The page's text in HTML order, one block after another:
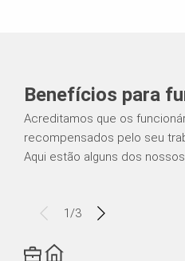
Benefícios para
Acreditamos que os
recompensados pelo seu
Aqui estão alguns dos
1 /3